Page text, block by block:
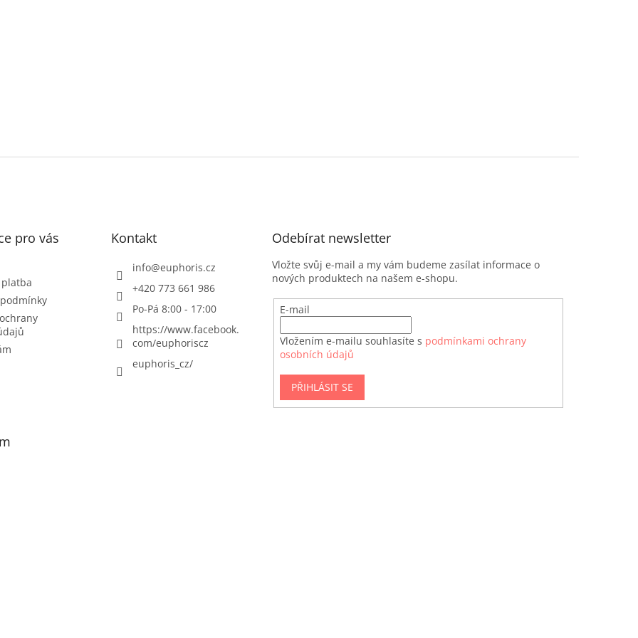
pro vás Kontakt
info@euphoris.cz
+420 773 661 986
Po-Pá 8:00 - 17:00
https://www.facebook.
com/euphoriscz
euphoris_cz/
Odebírat newsletter
Vložte svůj e-mail a my vám budeme zasílat informace o
nových produktech na našem e-shopu.
E-mail
Vložením e-mailu souhlasíte s podmínkami ochrany
osobních údajů
PŘIHLÁSIT SE